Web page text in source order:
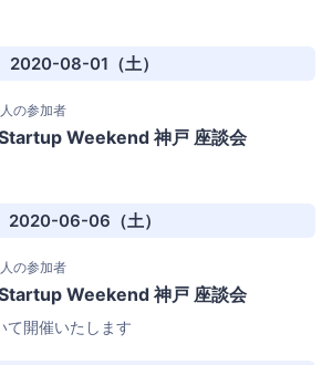
2020-08-01（土）
の参加者
Startup Weekend 神戸 座談会
2020-06-06（土）
の参加者
Startup Weekend 神戸 座談会
て開催いたします